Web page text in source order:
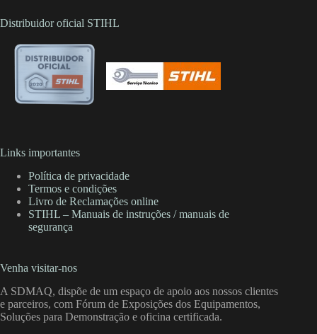
Distribuidor oficial STIHL
Links importantes
Política de privacidade
Termos e condições
Livro de Reclamações online
STIHL – Manuais de instruções / manuais de
segurança
Venha visitar-nos
A SDMAQ, dispõe de um espaço de apoio aos nossos clientes
e parceiros, com Fórum de Exposições dos Equipamentos,
Soluções para Demonstração e oficina certificada.